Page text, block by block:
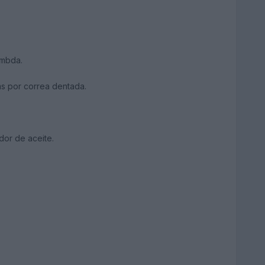
por correa dentada.
de aceite.